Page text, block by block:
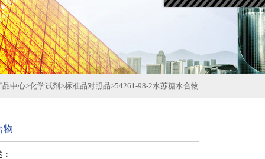
品中心>化学试剂 >标准品对照品>54261-98-2水苏糖水合物
物